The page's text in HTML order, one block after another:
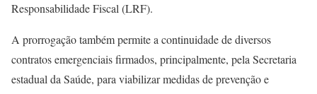
Responsabilidade Fiscal (LRF).
A prorrogação também permite a continuidade de diversos
contratos emergenciais firmados, principalmente, pela Secretaria
estadual da Saúde, para viabilizar medidas de prevenção e